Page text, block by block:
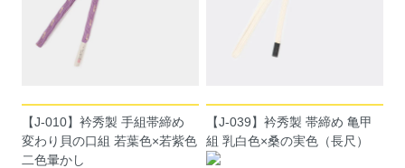
【J-010】衿秀製 手組帯締め
変わり貝の口組 若葉色×若紫色
二色暈かし
【J-039】衿秀製 帯締め 亀甲
組 乳白色×桑の実色（長尺）